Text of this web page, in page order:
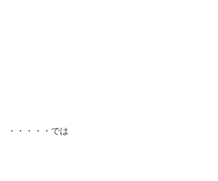
・・・・・では